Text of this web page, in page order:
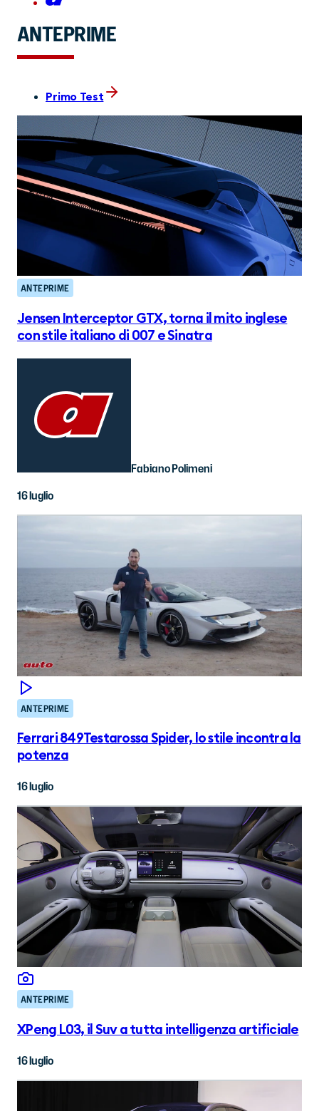
ANTEPRIME
Primo Test
ANTEPRIME
Jensen Interceptor GTX, torna il mito inglese
con stile italiano di 007 e Sinatra
Fabiano Polimeni
16 luglio
ANTEPRIME
Ferrari 849Testarossa Spider, lo stile incontra la
potenza
16 luglio
ANTEPRIME
XPeng L03, il Suv a tutta intelligenza artificiale
16 luglio